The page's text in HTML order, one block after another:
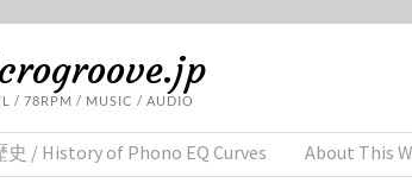
/ 78RPM / MUSIC / AUDIO
/ History of Phono EQ Curves About This